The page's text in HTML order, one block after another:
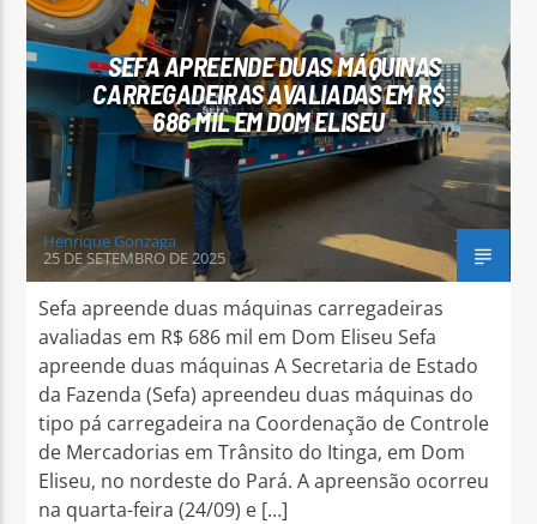
Arara Azul FM
SEFA APREENDE DUAS MÁQUINAS
CARREGADEIRAS AVALIADAS EM R$
686 MIL EM DOM ELISEU
Henrique Gonzaga
25 DE SETEMBRO DE 2025
Sefa apreende duas máquinas carregadeiras
avaliadas em R$ 686 mil em Dom Eliseu Sefa
apreende duas máquinas A Secretaria de Estado
da Fazenda (Sefa) apreendeu duas máquinas do
tipo pá carregadeira na Coordenação de Controle
de Mercadorias em Trânsito do Itinga, em Dom
Eliseu, no nordeste do Pará. A apreensão ocorreu
na quarta-feira (24/09) e […]